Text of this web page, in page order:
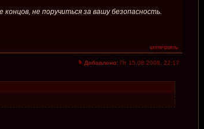
не поручиться за вашу безопасность.
Добавлено: Пт 15.08.2008, 22:17